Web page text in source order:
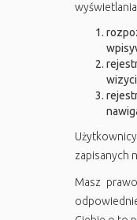
zapisanych
Masz